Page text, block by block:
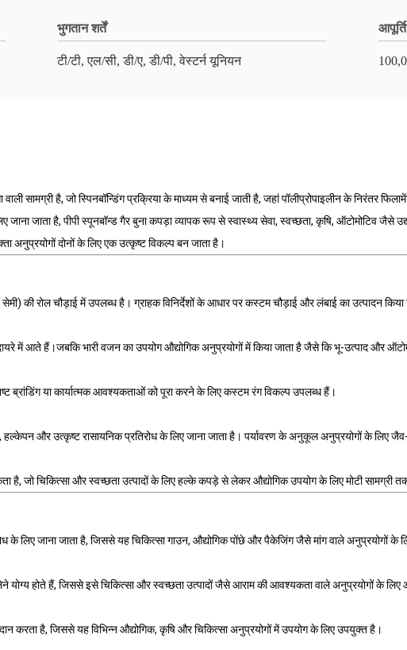
भुगतान शर्तें
टी/टी, एल/सी, डी/ए, डी/पी, वेस्टर्न यूनियन
सामग्री है, जो स्पिनबॉन्डिंग प्रक्रिया के माध्यम से बनाई जाती है, जहां पॉलीप्रोपाइलीन के निरंतर
जाता है, पीपी स्पूनबॉन्ड गैर बुना कपड़ा व्यापक रूप से स्वास्थ्य सेवा, स्वच्छता, कृषि, ऑटोमोटिव जैसे
अनुप्रयोगों दोनों के लिए एक उत्कृष्ट विकल्प बन जाता है।
रोल चौड़ाई में उपलब्ध है। ग्राहक विनिर्देशों के आधार पर कस्टम चौड़ाई और लंबाई का उत्पादन
में आते हैं।जबकि भारी वजन का उपयोग औद्योगिक अनुप्रयोगों में किया जाता है जैसे कि भू-उत्पाद और
ब्रांडिंग या कार्यात्मक आवश्यकताओं को पूरा करने के लिए कस्टम रंग विकल्प उपलब्ध हैं।
हल्केपन और उत्कृष्ट रासायनिक प्रतिरोध के लिए जाना जाता है। पर्यावरण के अनुकूल अनुप्रयोगों के लिए
जो चिकित्सा और स्वच्छता उत्पादों के लिए हल्के कपड़े से लेकर औद्योगिक उपयोग के लिए मोटी सामग्री
के लिए जाना जाता है, जिससे यह चिकित्सा गाउन, औद्योगिक पोंछे और पैकेजिंग जैसे मांग वाले अनुप्रयोगों के
होते हैं, जिससे इसे चिकित्सा और स्वच्छता उत्पादों जैसे आराम की आवश्यकता वाले अनुप्रयोगों के लिए
करता है, जिससे यह विभिन्न औद्योगिक, कृषि और चिकित्सा अनुप्रयोगों में उपयोग के लिए उपयुक्त है।